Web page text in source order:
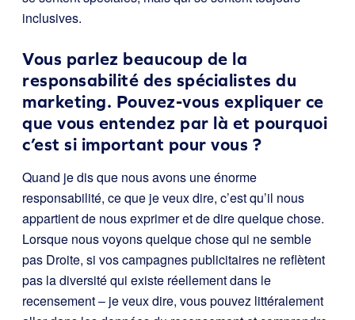
inclusives.
Vous parlez beaucoup de la
responsabilité des spécialistes du
marketing. Pouvez-vous expliquer ce
que vous entendez par là et pourquoi
c’est si important pour vous ?
Quand je dis que nous avons une énorme
responsabilité, ce que je veux dire, c’est qu’il nous
appartient de nous exprimer et de dire quelque chose.
Lorsque nous voyons quelque chose qui ne semble
pas Droite, si vos campagnes publicitaires ne reflètent
pas la diversité qui existe réellement dans le
recensement – je veux dire, vous pouvez littéralement